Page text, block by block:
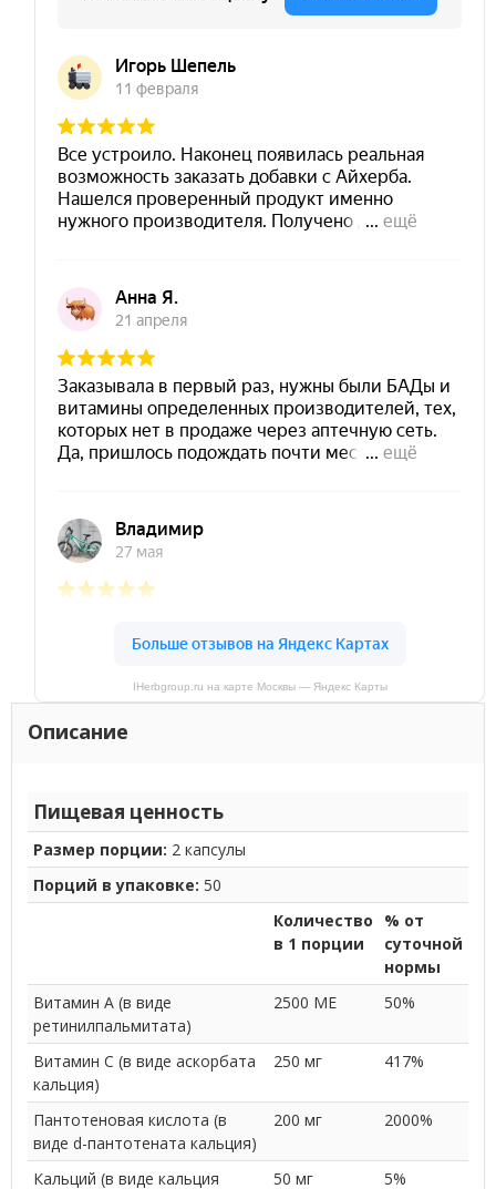
IHerbgroup.ru на карте Москвы — Яндекс Карты
Описание
Пищевая ценность
Размер порции: 2 капсулы
Порций в упаковке: 50
Количество
в 1 порции
% от
суточной
нормы
Витамин A (в виде
ретинилпальмитата)
2500 МЕ 50%
Витамин C (в виде аскорбата
кальция)
250 мг 417%
Пантотеновая кислота (в
виде d-пантотената кальция)
200 мг 2000%
Кальций (в виде кальция 50 мг 5%